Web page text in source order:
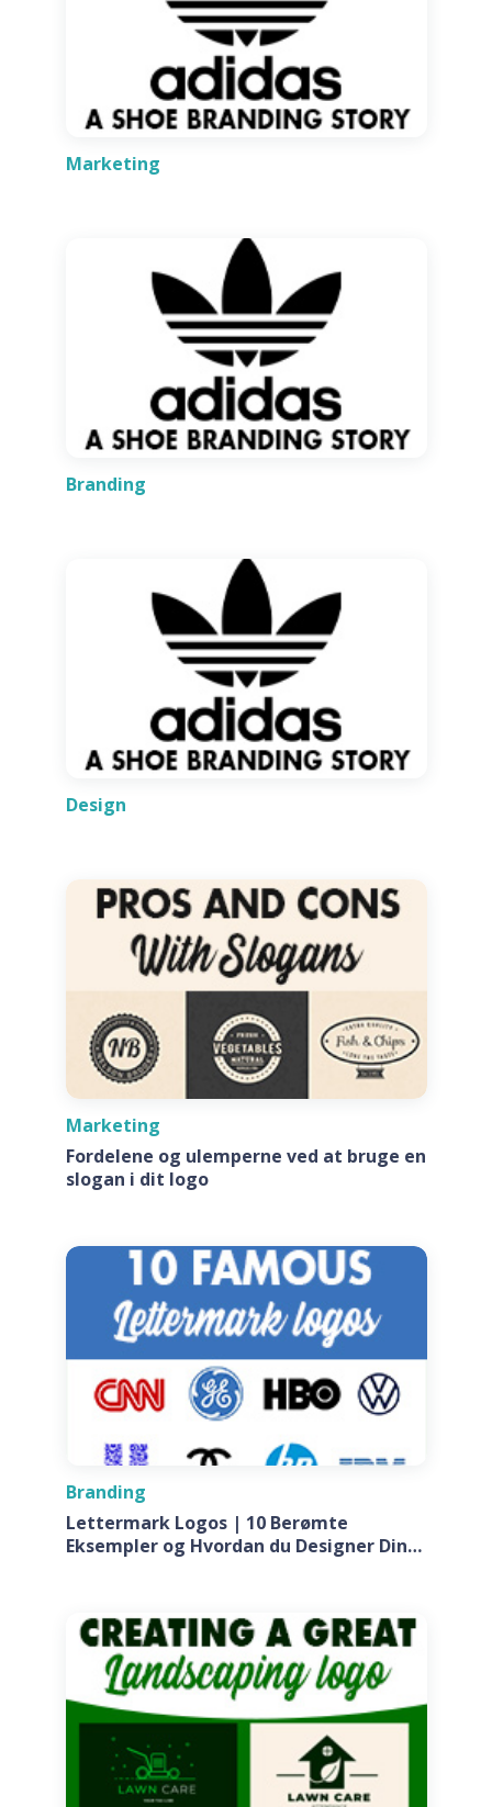
Marketing
Branding
Design
Marketing
Fordelene og ulemperne ved at bruge en
slogan i dit logo
Branding
Lettermark Logos | 10 Berømte
Eksempler og Hvordan du Designer Din